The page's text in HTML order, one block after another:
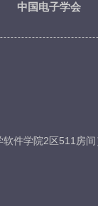
件学院2区511房间
中国电子学会